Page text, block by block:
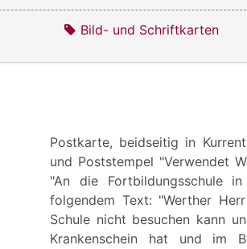
Bild- und Schriftkarten
Postkarte, beidseitig in
und Poststempel "Verwendet
"An die Fortbildungsschule
folgendem Text: "Werther
Schule nicht besuchen kann
Krankenschein hat und im